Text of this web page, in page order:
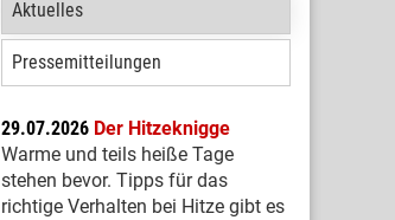
Aktuelles
Pressemitteilungen
29.07.2026 Der Hitzeknigge
Warme und teils heiße Tage
stehen bevor. Tipps für das
richtige Verhalten bei Hitze gibt es